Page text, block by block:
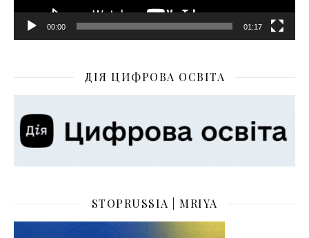
00:00 01:17
ДІЯ ЦИФРОВА ОСВІТА
STOPRUSSIA | MRIYA